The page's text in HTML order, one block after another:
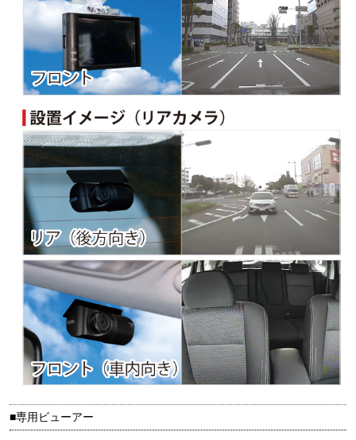
■専用ビューアー